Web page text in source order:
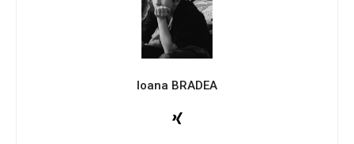
Ioana BRADEA